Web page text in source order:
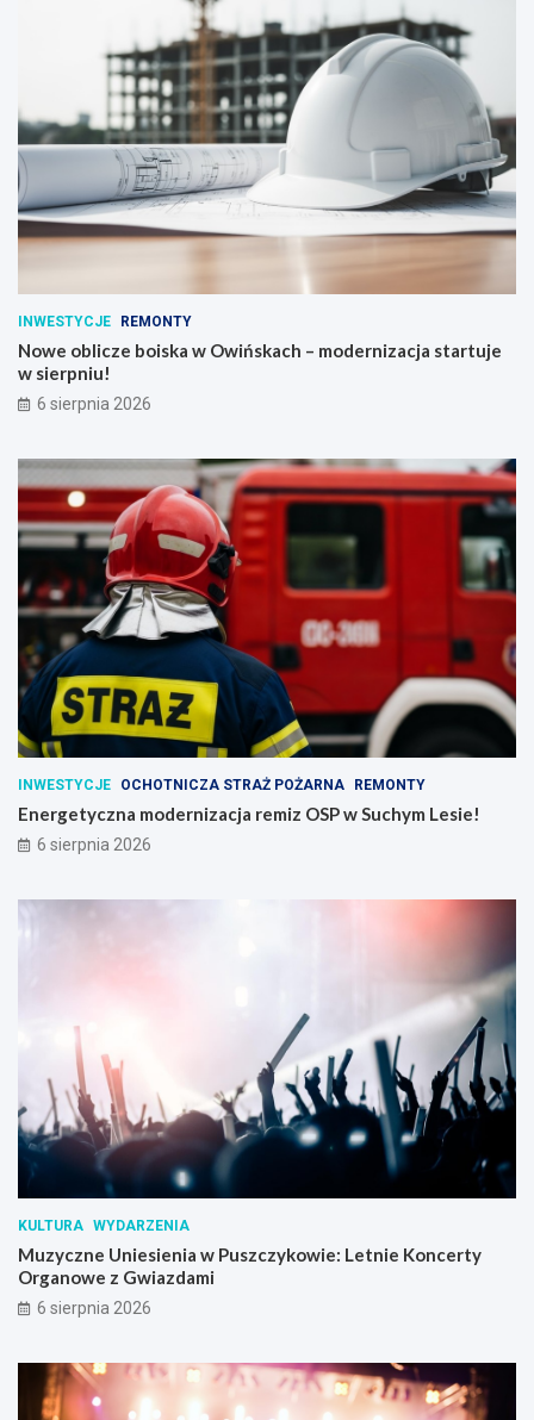
INWESTYCJE REMONTY
Nowe oblicze boiska w Owińskach – modernizacja startuje
w sierpniu!
6 sierpnia 2026
INWESTYCJE OCHOTNICZA STRAŻ POŻARNA REMONTY
Energetyczna modernizacja remiz OSP w Suchym Lesie!
6 sierpnia 2026
KULTURA WYDARZENIA
Muzyczne Uniesienia w Puszczykowie: Letnie Koncerty
Organowe z Gwiazdami
6 sierpnia 2026